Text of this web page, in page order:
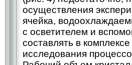
осуществления
ячейка,
с осветителем и
составлять в
исследования